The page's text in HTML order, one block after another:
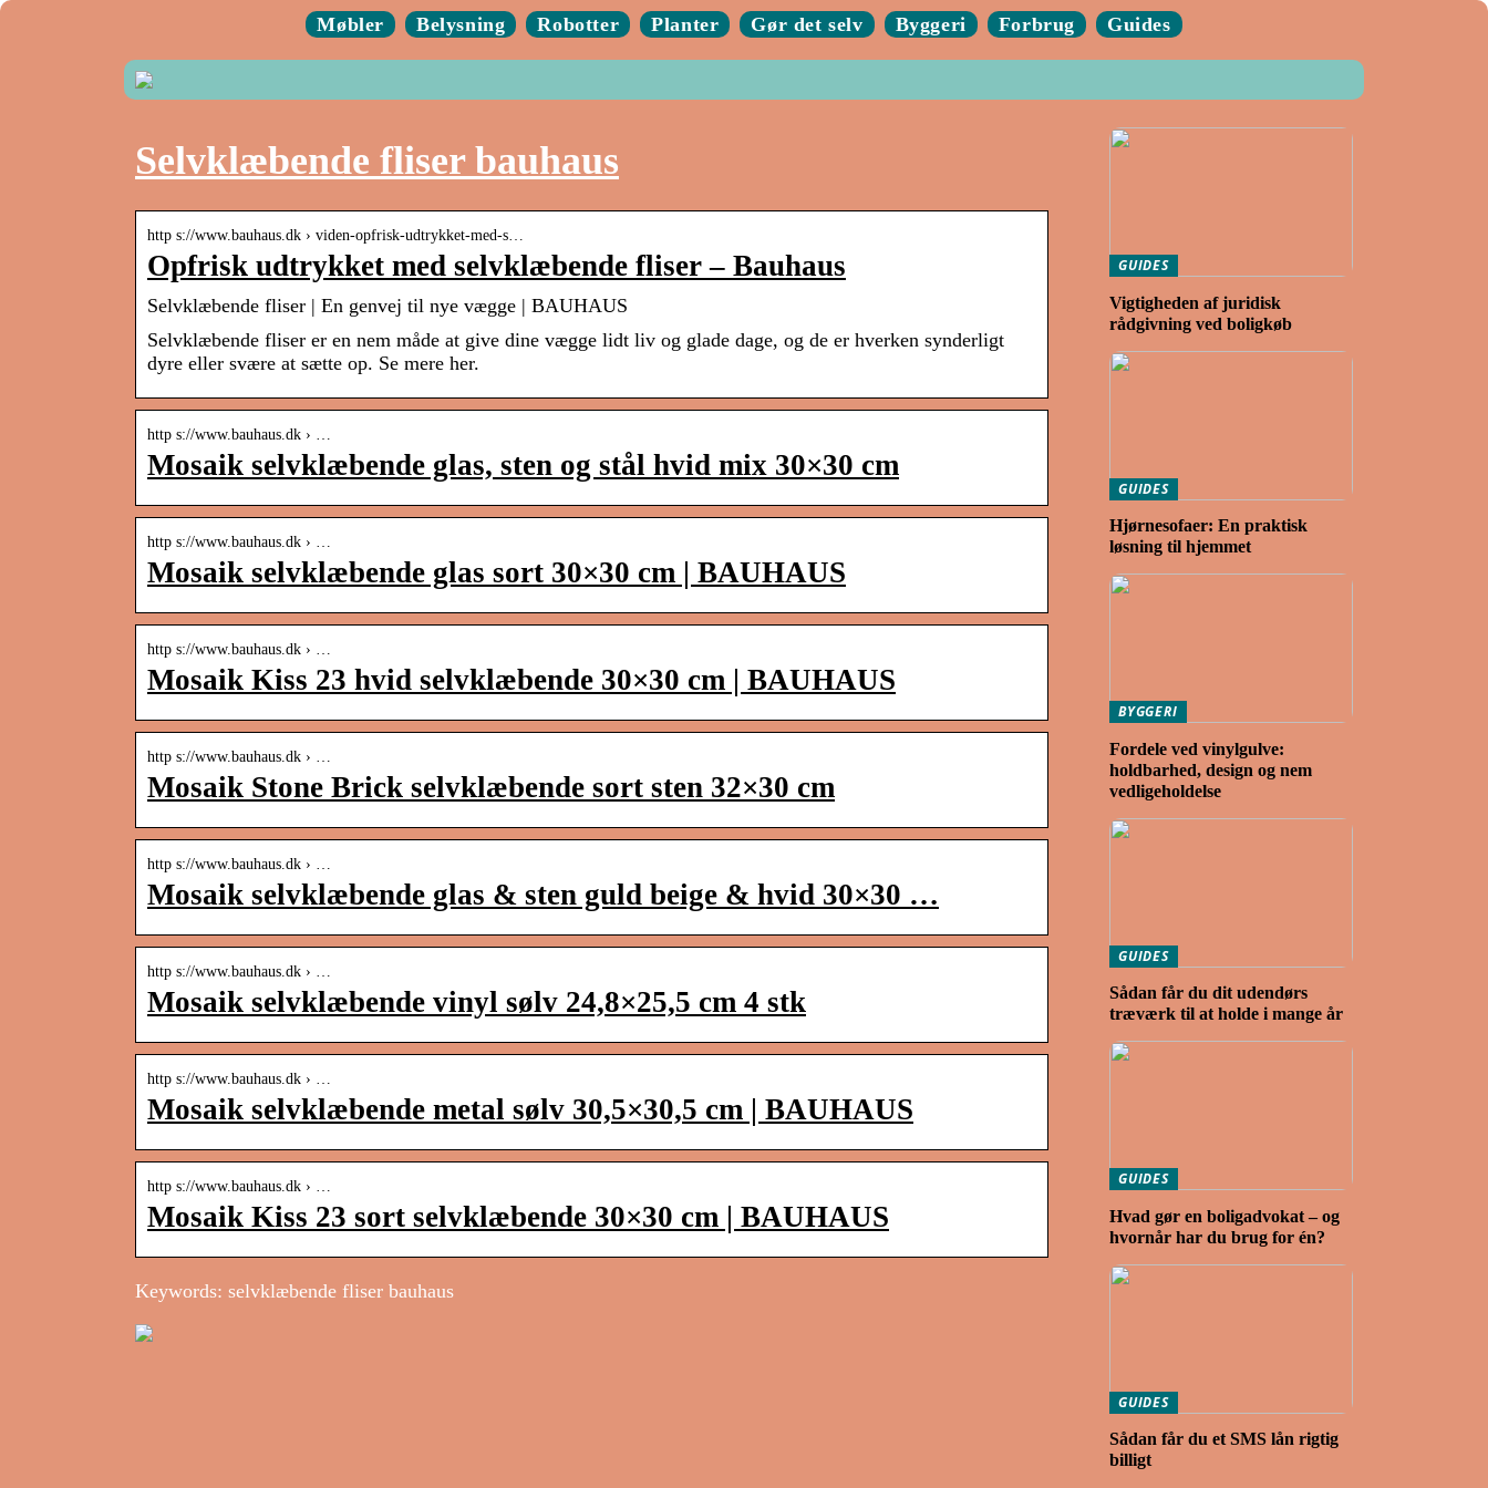
Møbler Belysning Robotter Planter Gør det selv Byggeri Forbrug Guides
Selvklæbende fliser bauhaus
http s://www.bauhaus.dk › viden-opfrisk-udtrykket-med-s…
Opfrisk udtrykket med selvklæbende fliser – Bauhaus
Selvklæbende fliser | En genvej til nye vægge | BAUHAUS
Selvklæbende fliser er en nem måde at give dine vægge lidt liv og glade dage, og de er hverken synderligt
dyre eller svære at sætte op. Se mere her.
http s://www.bauhaus.dk › …
Mosaik selvklæbende glas, sten og stål hvid mix 30×30 cm
http s://www.bauhaus.dk › …
Mosaik selvklæbende glas sort 30×30 cm | BAUHAUS
http s://www.bauhaus.dk › …
Mosaik Kiss 23 hvid selvklæbende 30×30 cm | BAUHAUS
http s://www.bauhaus.dk › …
Mosaik Stone Brick selvklæbende sort sten 32×30 cm
http s://www.bauhaus.dk › …
Mosaik selvklæbende glas & sten guld beige & hvid 30×30 …
http s://www.bauhaus.dk › …
Mosaik selvklæbende vinyl sølv 24,8×25,5 cm 4 stk
http s://www.bauhaus.dk › …
Mosaik selvklæbende metal sølv 30,5×30,5 cm | BAUHAUS
http s://www.bauhaus.dk › …
Mosaik Kiss 23 sort selvklæbende 30×30 cm | BAUHAUS
Keywords: selvklæbende fliser bauhaus
GUIDES
Vigtigheden af juridisk
rådgivning ved boligkøb
GUIDES
Hjørnesofaer: En praktisk
løsning til hjemmet
BYGGERI
Fordele ved vinylgulve:
holdbarhed, design og nem
vedligeholdelse
GUIDES
Sådan får du dit udendørs
træværk til at holde i mange år
GUIDES
Hvad gør en boligadvokat – og
hvornår har du brug for én?
GUIDES
Sådan får du et SMS lån rigtig
billigt